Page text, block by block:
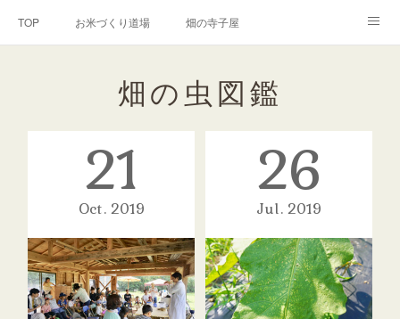
TOP お米づくり道場 畑の寺子屋
リンク(SNS)
畑の虫図鑑
21
Oct 2019
26
Jul 2019